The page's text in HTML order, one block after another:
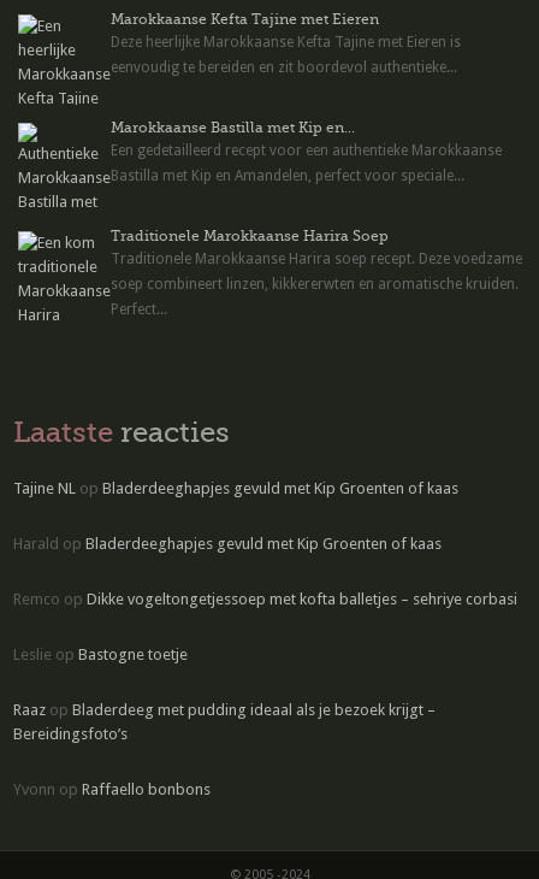
Marokkaanse Kefta Tajine met Eieren
Deze heerlijke Marokkaanse Kefta Tajine met Eieren is
eenvoudig te bereiden en zit boordevol authentieke...
Marokkaanse Bastilla met Kip en...
Een gedetailleerd recept voor een authentieke Marokkaanse
Bastilla met Kip en Amandelen, perfect voor speciale...
Traditionele Marokkaanse Harira Soep
Traditionele Marokkaanse Harira soep recept. Deze voedzame
soep combineert linzen, kikkererwten en aromatische kruiden.
Perfect...
Laatste reacties
Tajine NL opBladerdeeghapjes gevuld met Kip Groenten of kaas
Harald opBladerdeeghapjes gevuld met Kip Groenten of kaas
Remco opDikke vogeltongetjessoep met kofta balletjes – sehriye corbasi
Leslie opBastogne toetje
Raaz opBladerdeeg met pudding ideaal als je bezoek krijgt –
Bereidingsfoto’s
Yvonn opRaffaello bonbons
© 2005 -2024